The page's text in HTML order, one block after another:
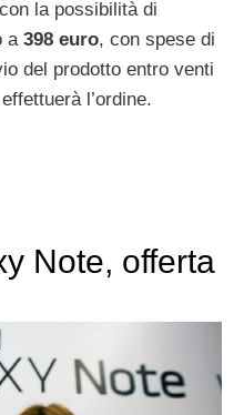
la possibilità di
a 398 euro, con spese di
del prodotto entro venti
l’ordine.
Note, offerta